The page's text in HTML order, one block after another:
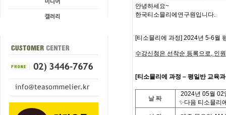
안녕하세요~
한국티소믈리에연구원입니다.
[티소믈리에 과정] 2024년 5-6월
수강신청은 선착순 등록으로, 인
[티 소믈리에 과정 – 평일반교육
날 짜
2024년 05월 02
✨다음 티소믈리